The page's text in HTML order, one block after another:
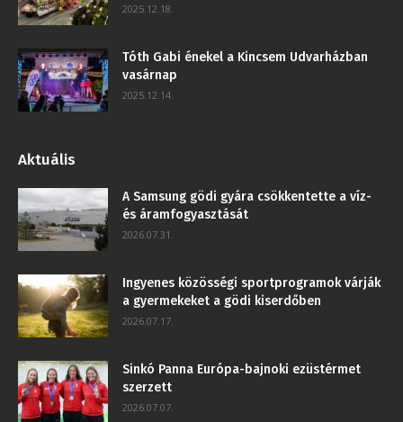
2025.12.18.
Tóth Gabi énekel a Kincsem Udvarházban
vasárnap
2025.12.14.
Aktuális
A Samsung gödi gyára csökkentette a víz-
és áramfogyasztását
2026.07.31.
Ingyenes közösségi sportprogramok várják
a gyermekeket a gödi kiserdőben
2026.07.17.
Sinkó Panna Európa-bajnoki ezüstérmet
szerzett
2026.07.07.